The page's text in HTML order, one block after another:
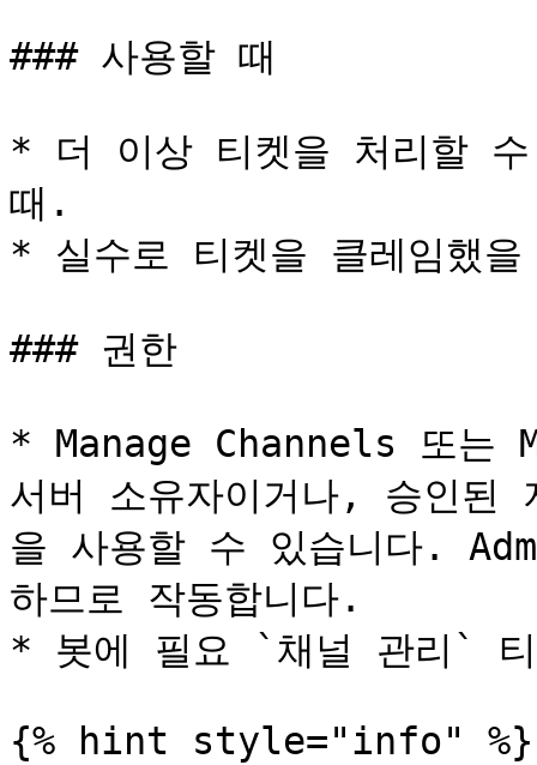
### 사용할 때
* 더 이상 티켓을 처리할
때.
* 실수로 티켓을 클레임했
### 권한
* Manage Channels 또는
서버 소유자이거나, 승인된
을 사용할 수 있습니다.
하므로 작동합니다.
* 봇에 필요 `채널 관리` 티
{% hint style="info" %}